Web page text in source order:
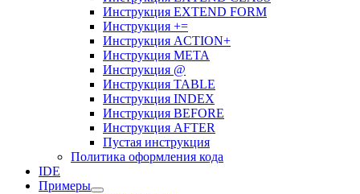
Инструкция EXTEND FORM
Инструкция +=
Инструкция ACTION+
Инструкция META
Инструкция @
Инструкция TABLE
Инструкция INDEX
Инструкция BEFORE
Инструкция AFTER
Пустая инструкция
Политика оформления кода
IDE
Примеры